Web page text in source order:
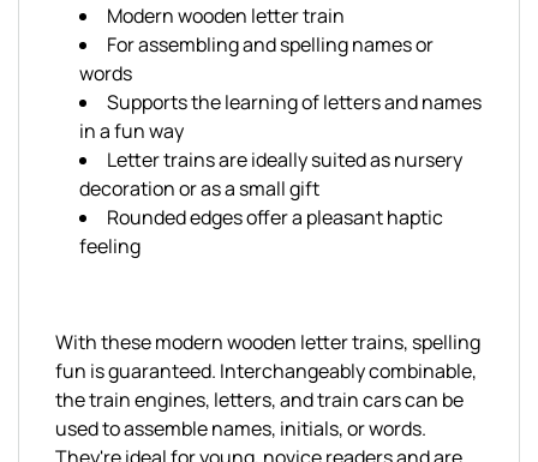
Modern wooden letter train
For assembling and spelling names or
words
Supports the learning of letters and names
in a fun way
Letter trains are ideally suited as nursery
decoration or as a small gift
Rounded edges offer a pleasant haptic
feeling
With these modern wooden letter trains, spelling
fun is guaranteed. Interchangeably combinable,
the train engines, letters, and train cars can be
used to assemble names, initials, or words.